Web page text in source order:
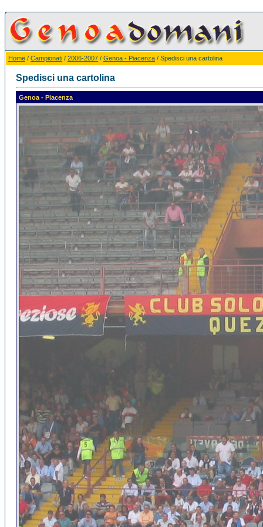
Home / Campionati / 2006-2007 / Genoa - Piacenza / Spedisci una cartolina
Spedisci una cartolina
Genoa - Piacenza